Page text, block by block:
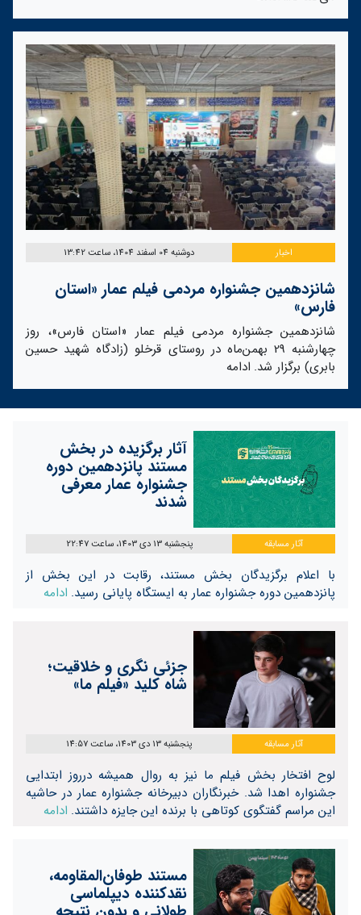
اخبار دوشنبه 04 اسفند 1404، ساعت 13:42
شانزدهمین جشنواره مردمی فیلم عمار «استان
فارس»
شانزدهمین جشنواره مردمی فیلم عمار «استان فارس»، روز
چهارشنبه 29 بهمن‌ماه در روستای قرخلو (زادگاه شهید حسین
بابری) برگزار شد. ادامه
آثار برگزیده در بخش
مستند پانزدهمین دوره
جشنواره عمار معرفی
شدند
آثار مسابقه پنجشنبه 13 دی 1403، ساعت 22:47
با اعلام برگزیدگان بخش مستند، رقابت در این بخش از
پانزدهمین دوره جشنواره عمار به ایستگاه پایانی رسید. ادامه
جزئی‌ ‌نگری و خلاقیت؛
شاه کلید «فیلم ما»
آثار مسابقه پنجشنبه 13 دی 1403، ساعت 14:57
لوح افتخار بخش فیلم ما نیز به روال همیشه درروز ابتدایی
جشنواره اهدا شد. خبرنگاران دبیرخانه جشنواره عمار در حاشیه
این مراسم گفتگوی کوتاهی با برنده این جایزه داشتند. ادامه
مستند طوفان‌المقاومه،
نقدکننده دیپلماسی